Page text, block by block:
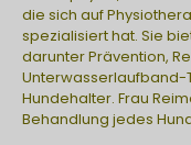
die sich auf
spezialisiert hat. Sie
darunter Prävention,
Unterwasserlaufband-
Hundehalter. Frau
Behandlung jedes